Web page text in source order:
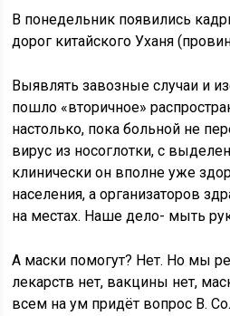
В понедельник появились
дорог китайского Уханя
Выявлять завозные случаи и
пошло «вторичное»
настолько, пока больной не
вирус из носоглотки, с
клинически он вполне уже
населения, а организаторов
на местах. Наше дело- мыть
А маски помогут? Нет. Но мы
лекарств нет, вакцины нет,
всем на ум придёт вопрос В.